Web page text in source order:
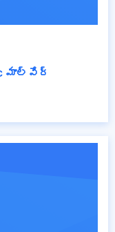
మాల్వేర్